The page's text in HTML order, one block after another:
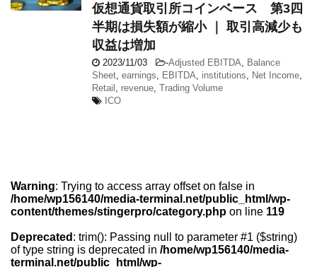
仮想通貨取引所コインベース 第3四
半期は損失額が縮小 ｜ 取引高減少も
収益は増加
2023/11/03 -Adjusted EBITDA
Balance
Sheet earnings EBITDA institutions Net Income
Retail
revenue Trading Volume
ICO
Warning: Trying to access array offset on false in
/home/wp156140/media-terminal.net/public_html/wp-
content/themes/stingerpro/category.php on line 119
Deprecated : trim(): Passing null to parameter #1 ($string)
of type string is deprecated in /home/wp156140/media-
terminal.net/public_html/wp-